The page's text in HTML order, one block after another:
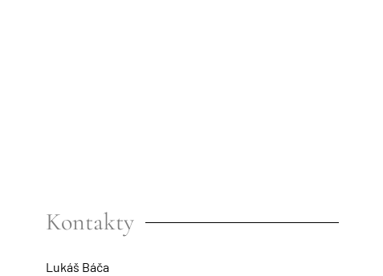
Kontakty
Lukáš Báča